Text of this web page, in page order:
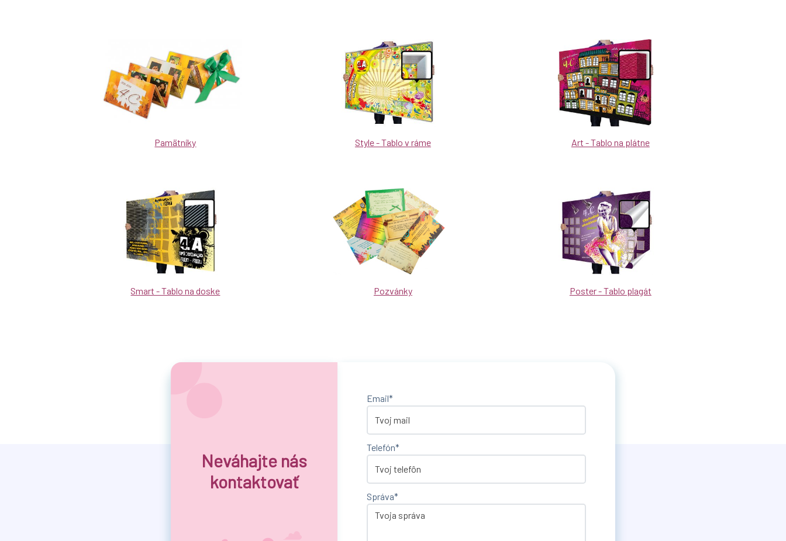
Pamätníky Style - Tablo v ráme Art - Tablo na plátne
Smart - Tablo na doske Pozvánky Poster - Tablo plagát
Neváhajte nás
kontaktovať
Email*
Telefón*
Správa*